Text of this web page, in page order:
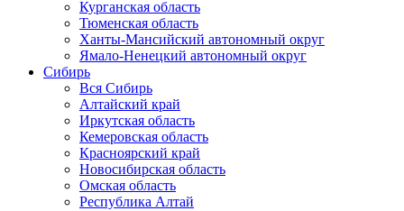
Курганская область
Тюменская область
Ханты-Мансийский автономный округ
Ямало-Ненецкий автономный округ
Сибирь
Вся Сибирь
Алтайский край
Иркутская область
Кемеровская область
Красноярский край
Новосибирская область
Омская область
Республика Алтай